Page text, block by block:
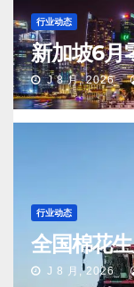
行业动态
新加坡6月
J 8 月, 2026
行业动态
全国棉花
J 8 月, 2026